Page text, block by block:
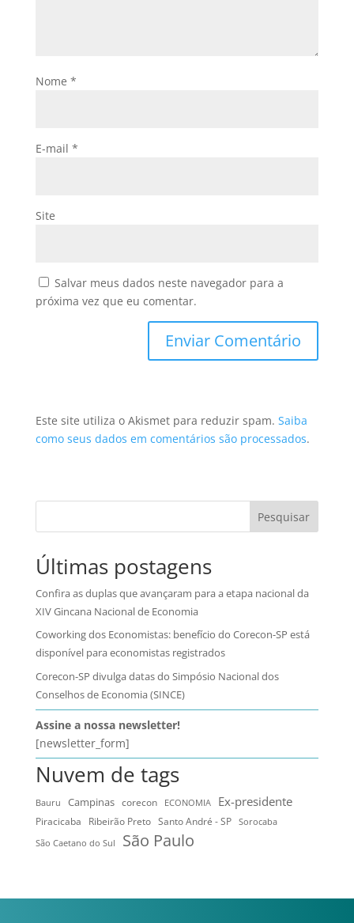
Nome *
E-mail *
Site
Salvar meus dados neste navegador para a
próxima vez que eu comentar.
Este site utiliza o Akismet para reduzir spam. Saiba
como seus dados em comentários são processados.
Pesquisar
Últimas postagens
Confira as duplas que avançaram para a etapa nacional da
XIV Gincana Nacional de Economia
Coworking dos Economistas: benefício do Corecon-SP está
disponível para economistas registrados
Corecon-SP divulga datas do Simpósio Nacional dos
Conselhos de Economia (SINCE)
Assine a nossa newsletter!
[newsletter_form]
Nuvem de tags
Bauru Campinas corecon ECONOMIA Ex-presidente
Piracicaba Ribeirão Preto Santo André - SP
Sorocaba
São Caetano do Sul
São Paulo